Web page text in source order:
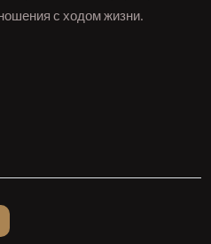
с ходом жизни.